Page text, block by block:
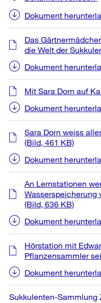
Dokument
Das
die Welt der
Dokument
Mit Sara Dorn auf
Dokument
Sara Dorn weiss
(Bild, 461 KB)
Dokument
An Lernstationen
Wasserspeicherung
(Bild, 636 KB)
Dokument
Hörstation mit
Pflanzensammler
Dokument
Sukkulenten-Sammlung